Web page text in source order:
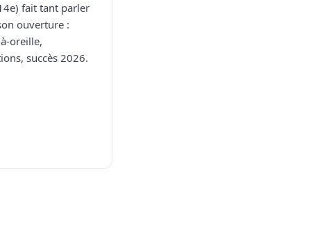
fait tant parler
ouverture :
oreille,
succès 2026.